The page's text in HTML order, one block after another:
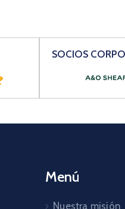
SOCIOS
Menú
Nuestra misión